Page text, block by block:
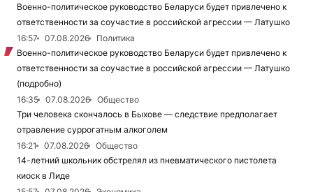
Военно-политическое руководство Беларуси будет привлечено к
ответственности за соучастие в российской агрессии — Латушко
16:57
07.08.2026
Политика
Военно-политическое руководство Беларуси будет привлечено к
ответственности за соучастие в российской агрессии — Латушко
(подробно)
16:35
07.08.2026
Общество
Три человека скончалось в Быхове — следствие предполагает
отравление суррогатным алкоголем
16:21
07.08.2026
Общество
14-летний школьник обстрелял из пневматического пистолета
киоск в Лиде